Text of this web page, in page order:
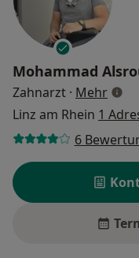
Mohammad
Zahnarzt · Mehrüber
Linz am Rhein 1
6